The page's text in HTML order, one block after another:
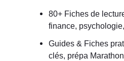
80+ Fiches de
finance,
Guides & Fiches
clés, prépa